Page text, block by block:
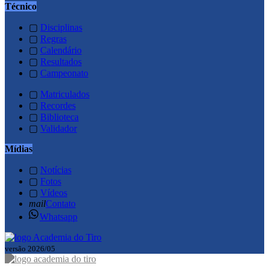
Técnico
▢ Disciplinas
▢ Regras
▢ Calendário
▢ Resultados
▢ Campeonato
▢ Matriculados
▢ Recordes
▢ Biblioteca
▢ Validador
Mídias
▢ Notícias
▢ Fotos
▢ Vídeos
mailContato
Whatsapp
versão 2026/05